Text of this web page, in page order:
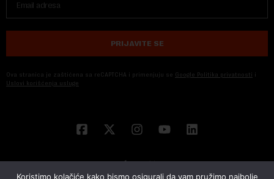
PRIJAVITE SE
Ova stranica je zaštićena sa reCAPTCHA i primenjuju se Google Politika privatnosti i
Uslovi korišćenja usluge
Koristimo kolačiće kako bismo osigurali da vam pružimo najbolje